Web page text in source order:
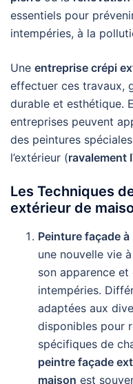
essentiels pour
intempéries, à la
Une entreprise crépi
effectuer ces travaux,
durable et esthétique.
entreprises peuvent
des peintures
l’extérieur (ravalement
Les Techniques
extérieur de
Peinture façade à
une nouvelle vie
son apparence
intempéries.
adaptées aux
disponibles pour
spécifiques de
peintre façade
maison est